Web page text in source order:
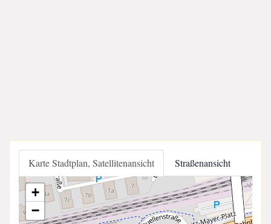
Karte Stadtplan, Satellitenansicht Straßenansicht
+
−